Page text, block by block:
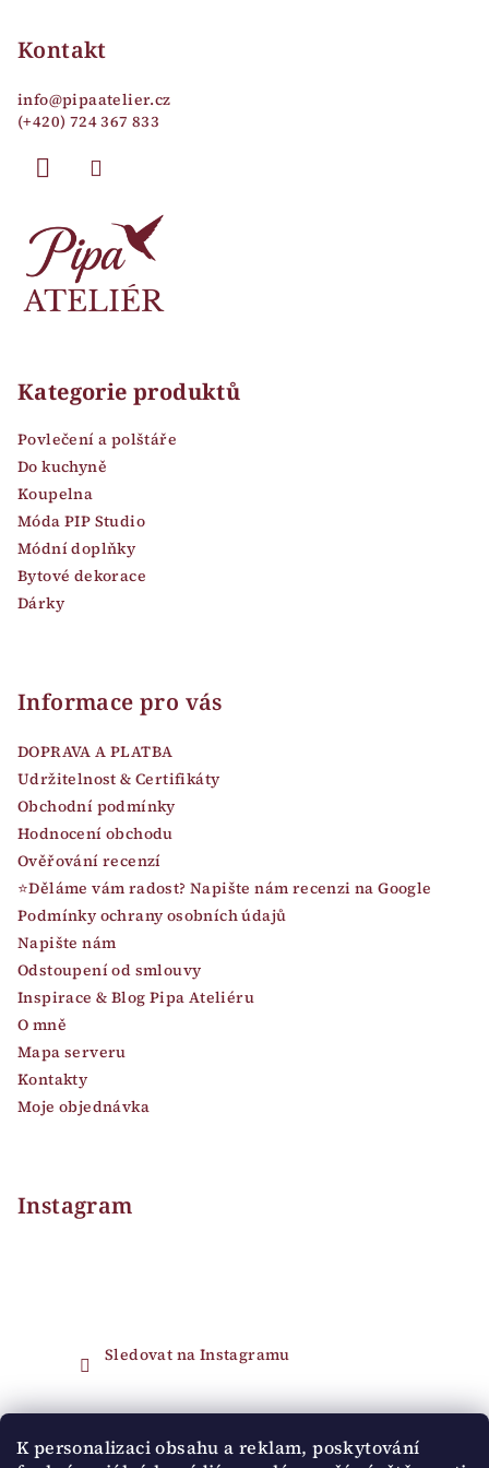
K personalizaci obsahu a reklam, poskytování
Kontakt
info@pipaatelier.cz
(+420) 724 367 833
Kategorie produktů
Povlečení a polštáře
Do kuchyně
Koupelna
Móda PIP Studio
Módní doplňky
Bytové dekorace
Dárky
Informace pro vás
DOPRAVA A PLATBA
Udržitelnost & Certifikáty
Obchodní podmínky
Hodnocení obchodu
Ověřování recenzí
⭐Děláme vám radost? Napište nám recenzi na Google
Podmínky ochrany osobních údajů
Napište nám
Odstoupení od smlouvy
Inspirace & Blog Pipa Ateliéru
O mně
Mapa serveru
Kontakty
Moje objednávka
Instagram
Sledovat na Instagramu
Přijímáme online platby